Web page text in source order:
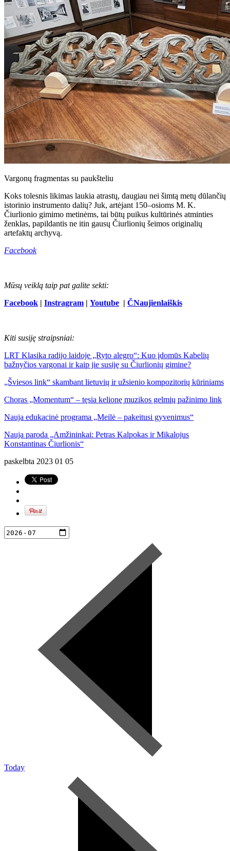
Vargonų fragmentas su paukšteliu
Koks tolesnis likimas laukia atrastų, daugiau nei šimtą metų dūlančių
istorinio instrumento dalių? Juk, artėjant 150–osioms M. K.
Čiurlionio gimimo metinėms, tai būtų puikus kultūrinės atminties
ženklas, papildantis ne itin gausų Čiurlionių šeimos originalių
artefaktų archyvą.
Facebook
Mūsų veiklą taip pat galite sekti:
Facebook | Instragram | Youtube | ČNaujienlaiškis
Kiti susiję straipsniai:
LRT Klasika radijo laidoje „Ryto alegro“: Kuo įdomūs Kabelių
bažnyčios vargonai ir kaip jie susiję su Čiurlionių gimine?
„Šviesos link“ skambant lietuvių ir užsienio kompozitorių kūriniams
Choras „Momentum“ – tęsia kelionę muzikos gelmių pažinimo link
Nauja edukacinė programa „Meilė – pakeitusi gyvenimus“
Nauja paroda „Amžininkai: Petras Kalpokas ir Mikalojus
Konstantinas Čiurlionis“
paskelbta 2023 01 05
Today